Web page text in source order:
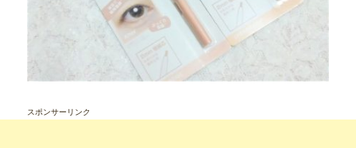
スポンサーリンク